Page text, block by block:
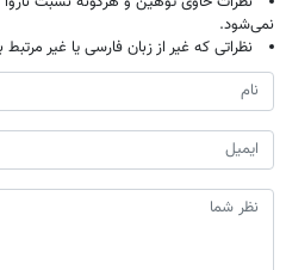
نمی‌شود.
نظراتی که غیر از زبان فارسی یا غیر